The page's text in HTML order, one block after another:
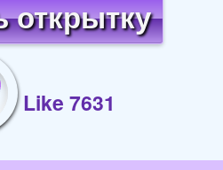
открытку
Like 7631